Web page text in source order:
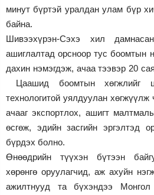
минут бүртэй уралдан улам бүр
байна.
Шивээхүрэн-Сэхэ хил
ашиглалтад орсноор тус боомтын
дахин нэмэгдэж, ачаа тээвэр 20
Цаашид боомтын хөгжлийг
технологитой уялдуулан
ачааг экспортлох, ашигт
өсгөж, эдийн засгийн эргэлтэд
бүрдэх болно.
Өнөөдрийн түүхэн бүтээн
хөрөнгө оруулагчид, аж ахуйн
ажилтнууд та бүхэндээ